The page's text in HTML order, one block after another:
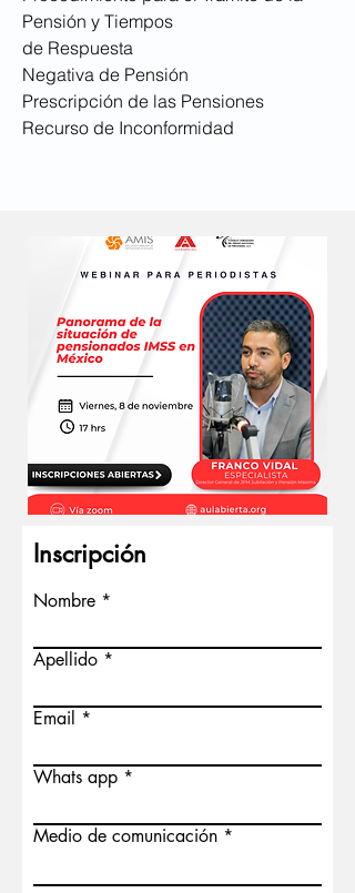
Pensión y Tiempos
de Respuesta
Negativa de Pensión
Prescripción de las Pensiones
Recurso de Inconformidad
Inscripción
Nombre
Apellido
Email
Whats app
Medio de comunicación